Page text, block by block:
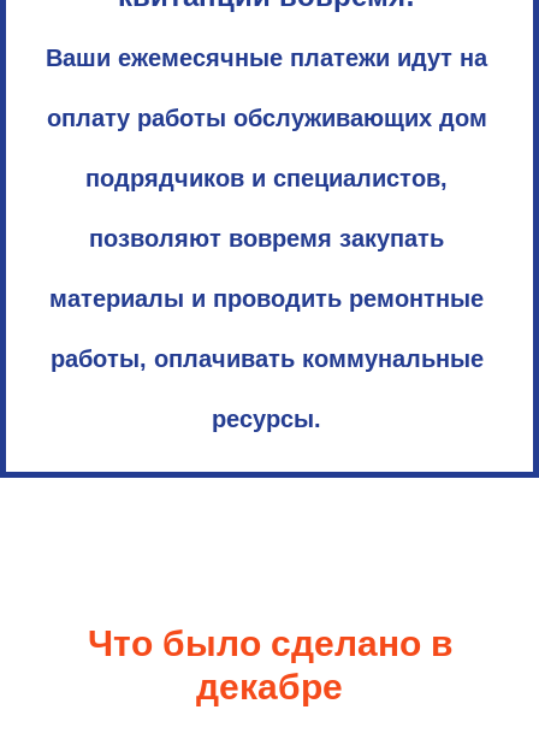
Ваши ежемесячные платежи идут на
оплату работы обслуживающих дом
подрядчиков и специалистов,
позволяют вовремя закупать
материалы и проводить ремонтные
работы, оплачивать коммунальные
ресурсы.
Что было сделано в
декабре